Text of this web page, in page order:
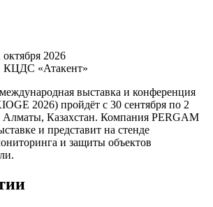
2026
КЦДС «Атакент»
выставка и конференция
2026) пройдёт с 30 сентября по 2
Алматы, Казахстан. Компания PERGAM
и представит на стенде
и защиты объектов